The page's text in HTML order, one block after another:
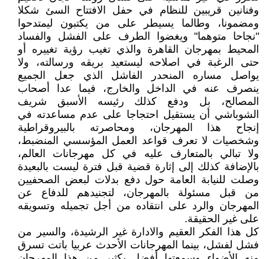
وفنانين قريبين للنظام في حفل الافتتاح السئ شكلا
ومضمونا، وطالما يسيطر على من يكتبون ليمتدحوا
"نجاحا متوهما" ويغضوا الطرف على الفشل والفساد
المحيط بمهرجان القاهرة والذي تغيب رؤية تغييره أو
حتى الرغبة في اصلاحه ليستعيد بريقه ورسالته، ولا
يواصل مساره المنحدر الفاشل الذي جعل الجميع
ينصرف عنه في الداخل والخارج، فيما عدا أصحاب
المصالح، بل ودفع كذلك رئيسه الأسبق شريف
الشوباشي أن يستقيل احتجاجا على عدم مساعدته في
إنجاح هذا المهرجان، ومحاصرته بالبيروقراطية
وشخصيات لا تعرف قواعد العمل المؤسسي المنضبط،
ولا تبالي بالمتعارف عليه في كل مهرجانات العالم،
بالإضافة كذلك إلى إثارة قضية قبل فترة ليست بالبعيدة
وصلت للنيابة العامة حول دفع بدلات لبعض الصحفيين
من قبل مسئولة بالمهرجان، لتجنيدهم للدفاع عن
المهرجان والرد على انتقاده من أجل تجميله وتسويقه
على غير الحقيقة.
كل هذا الفكر العقيم والادارة غير الرشيدة، والسير من
فشل لفشل، بينما المهرجانات الأحدث عربيا باتت تسرق